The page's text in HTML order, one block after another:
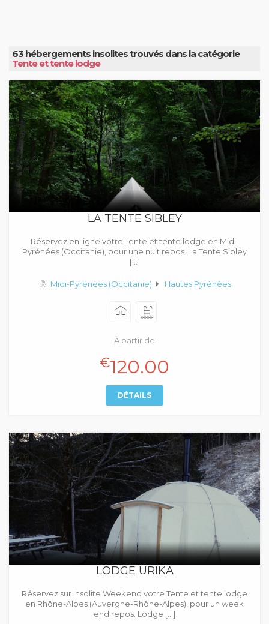
63 hébergements insolites trouvés dans la catégorie
Tente et tente lodge
LA TENTE SIBLEY
Réservez en ligne votre Tente et tente lodge en Midi-
Pyrénées (Occitanie), pour une nuit repos. La Tente Sibley
[…]
Midi-Pyrénées (Occitanie) Hautes Pyrénées
À partir de
€120.00
DÉTAILS
LODGE URIKA
Réservez sur Insolite Weekend votre Tente et tente lodge
en Rhône-Alpes (Auvergne-Rhône-Alpes), pour un week
end repos. Lodge […]